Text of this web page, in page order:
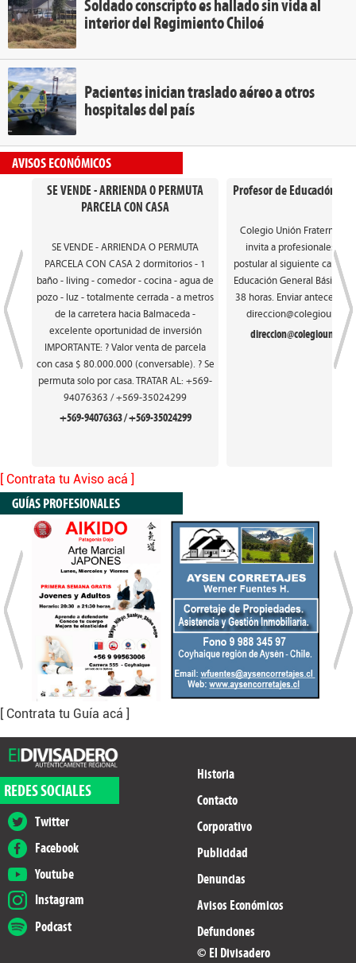
Soldado conscripto es hallado sin vida al
interior del Regimiento Chiloé
Pacientes inician traslado aéreo a otros
hospitales del país
AVISOS ECONÓMICOS
SE VENDE - ARRIENDA O PERMUTA
PARCELA CON CASA
SE VENDE - ARRIENDA O PERMUTA
PARCELA CON CASA 2 dormitorios - 1
baño - living - comedor - cocina - agua de
pozo - luz - totalmente cerrada - a metros
de la carretera hacia Balmaceda -
excelente oportunidad de inversión
IMPORTANTE: ? Valor venta de parcela
con casa $ 80.000.000 (conversable). ? Se
permuta solo por casa. TRATAR AL: +569-
94076363 / +569-35024299
+569-94076363 / +569-35024299
Profesor de Educación
Colegio Unión Fraterna de
invita a profesionales
postular al siguiente cargo:
Educación General Básica.
38 horas. Enviar
[ Contrata tu Aviso acá ]
GUÍAS PROFESIONALES
[ Contrata tu Guía acá ]
REDES SOCIALES
Twitter
Facebook
Youtube
Instagram
Podcast
Historia
Contacto
Corporativo
Publicidad
Denuncias
Avisos Económicos
Defunciones
© El Divisadero